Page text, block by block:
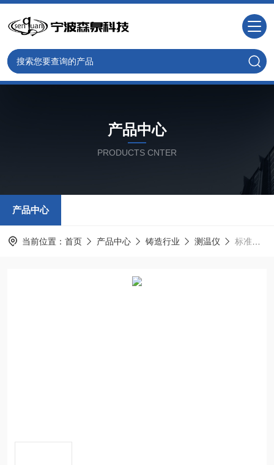
产品中心
PRODUCTS CNTER
产品中心
当前位置： 首页 产品中心 铸造行业 测温仪 标准炉前铁水熔炼测温仪